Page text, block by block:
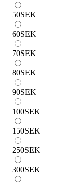
50SEK
60SEK
70SEK
80SEK
90SEK
100SEK
150SEK
250SEK
300SEK